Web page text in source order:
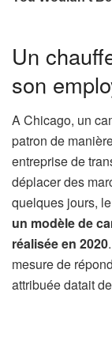
Un
son
A Chicago, un
patron de
entreprise de
déplacer des
quelques jours,
un modèle de
réalisée en 2020
mesure de
attribuée datait